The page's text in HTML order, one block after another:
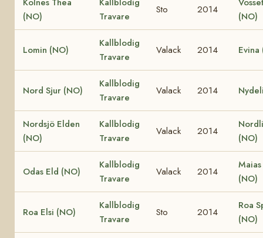
(NO)
Travare
Sto 2014
(NO)
Lomin (NO)
Kallblodig
Travare
Valack 2014 Evina
Nord Sjur (NO)
Kallblodig
Travare
Valack 2014
Nordsjö Elden
(NO)
Kallblodig
Travare
Valack 2014
(NO)
Odas Eld (NO)
Kallblodig
Travare
Valack 2014
(NO)
Roa Elsi (NO)
Kallblodig
Travare
Sto 2014
Roa
(NO)